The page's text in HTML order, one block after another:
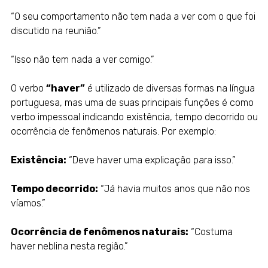
“O seu comportamento não tem nada a ver com o que foi
discutido na reunião.”
“Isso não tem nada a ver comigo.”
O verbo “haver”é utilizado de diversas formas na língua
portuguesa, mas uma de suas principais funções é como
verbo impessoal indicando existência, tempo decorrido ou
ocorrência de fenômenos naturais. Por exemplo:
Existência: “Deve haver uma explicação para isso.”
Tempo decorrido: “Já havia muitos anos que não nos
víamos.”
Ocorrência de fenômenos naturais: “Costuma
haver neblina nesta região.”